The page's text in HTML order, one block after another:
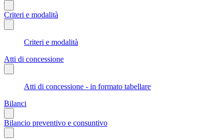
Criteri e modalità
Criteri e modalità
Atti di concessione
Atti di concessione - in formato tabellare
Bilanci
Bilancio preventivo e consuntivo